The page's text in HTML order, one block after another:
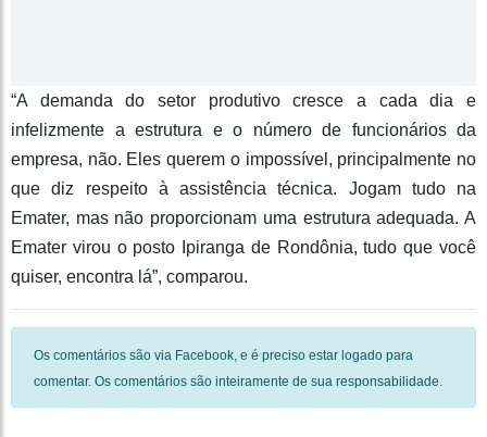
“A demanda do setor produtivo cresce a cada dia e
infelizmente a estrutura e o número de funcionários da
empresa, não. Eles querem o impossível, principalmente no
que diz respeito à assistência técnica. Jogam tudo na
Emater, mas não proporcionam uma estrutura adequada. A
Emater virou o posto Ipiranga de Rondônia, tudo que você
quiser, encontra lá”, comparou.
Os comentários são via Facebook, e é preciso estar logado para
comentar. Os comentários são inteiramente de sua responsabilidade.